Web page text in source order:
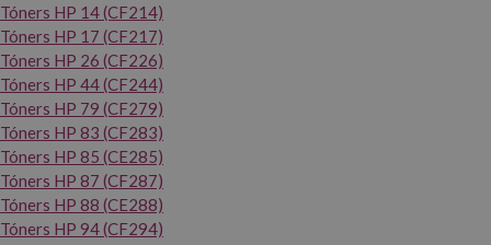
Tóners HP 14 (CF214)
Tóners HP 17 (CF217)
Tóners HP 26 (CF226)
Tóners HP 44 (CF244)
Tóners HP 79 (CF279)
Tóners HP 83 (CF283)
Tóners HP 85 (CE285)
Tóners HP 87 (CF287)
Tóners HP 88 (CE288)
Tóners HP 94 (CF294)